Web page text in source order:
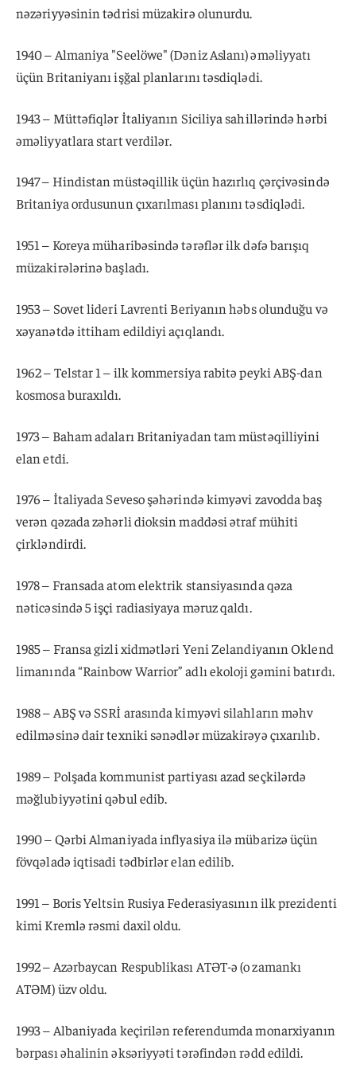
nəzəriyyəsinin tədrisi müzakirə olunurdu.
1940 – Almaniya "Seelöwe" (Dəniz Aslanı) əməliyyatı
üçün Britaniyanı işğal planlarını təsdiqlədi.
1943 – Müttəfiqlər İtaliyanın Siciliya sahillərində hərbi
əməliyyatlara start verdilər.
1947 – Hindistan müstəqillik üçün hazırlıq çərçivəsində
Britaniya ordusunun çıxarılması planını təsdiqlədi.
1951 – Koreya müharibəsində tərəflər ilk dəfə barışıq
müzakirələrinə başladı.
1953 – Sovet lideri Lavrenti Beriyanın həbs olunduğu və
xəyanətdə ittiham edildiyi açıqlandı.
1962 – Telstar 1 – ilk kommersiya rabitə peyki ABŞ-dan
kosmosa buraxıldı.
1973 – Baham adaları Britaniyadan tam müstəqilliyini
elan etdi.
1976 – İtaliyada Seveso şəhərində kimyəvi zavodda baş
verən qəzada zəhərli dioksin maddəsi ətraf mühiti
çirkləndirdi.
1978 – Fransada atom elektrik stansiyasında qəza
nəticəsində 5 işçi radiasiyaya məruz qaldı.
1985 – Fransa gizli xidmətləri Yeni Zelandiyanın Oklend
limanında “Rainbow Warrior” adlı ekoloji gəmini batırdı.
1988 – ABŞ və SSRİ arasında kimyəvi silahların məhv
edilməsinə dair texniki sənədlər müzakirəyə çıxarılıb.
1989 – Polşada kommunist partiyası azad seçkilərdə
məğlubiyyətini qəbul edib.
1990 – Qərbi Almaniyada inflyasiya ilə mübarizə üçün
fövqəladə iqtisadi tədbirlər elan edilib.
1991 – Boris Yeltsin Rusiya Federasiyasının ilk prezidenti
kimi Kremlə rəsmi daxil oldu.
1992 – Azərbaycan Respublikası ATƏT-ə (o zamankı
ATƏM) üzv oldu.
1993 – Albaniyada keçirilən referendumda monarxiyanın
bərpası əhalinin əksəriyyəti tərəfindən rədd edildi.